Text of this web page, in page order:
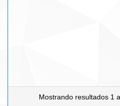
Mostrando resultados 1